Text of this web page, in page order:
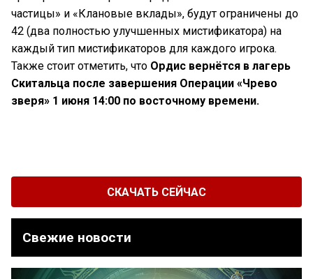
частицы» и «Клановые вклады», будут ограничены до
42 (два полностью улучшенных мистификатора) на
каждый тип мистификаторов для каждого игрока.
Также стоит отметить, что Ордис вернётся в лагерь
Скитальца после завершения Операции «Чрево
зверя» 1 июня 14:00 по восточному времени.
СКАЧАТЬ СЕЙЧАС
Свежие новости